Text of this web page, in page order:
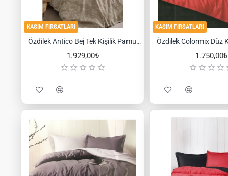
KASIM FIRSATLARI
Özdilek Antico Bej Tek Kişilik Pamuklu Nevresim Takımı
1.929,00₺
KASIM FIRSATLARI
1.750,00₺